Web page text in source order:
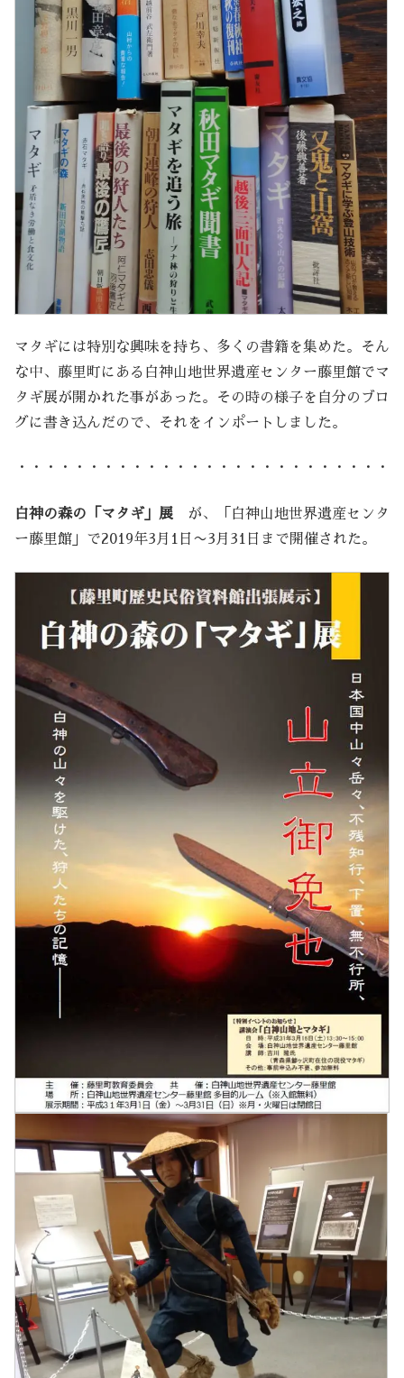
マタギには特別な興味を持ち、多くの書籍を集めた。そん
な中、藤里町にある白神山地世界遺産センター藤里館でマ
タギ展が開かれた事があった。その時の様子を自分のブロ
グに書き込んだので、それをインポートしました。
・・・・・・・・・・・・・・・・・・・・・・・・・・
白神の森の「マタギ」展 が、「白神山地世界遺産センタ
ー藤里館」で2019年3月1日〜3月31日まで開催された。